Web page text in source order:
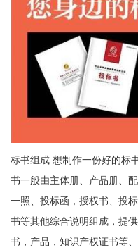
标书组成 想制作一份好的标
书一般由主体册、产品册、
一照、投标函，授权书、投
书等其他综合说明组成，提
书，产品，知识产权证书等